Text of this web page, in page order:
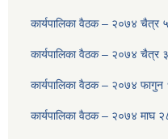
कार्यपालिका वैठक – २०७४ चैत्र
कार्यपालिका वैठक – २०७४ चैत्र
कार्यपालिका वैठक – २०७४ फागुन
कार्यपालिका वैठक – २०७४ माघ